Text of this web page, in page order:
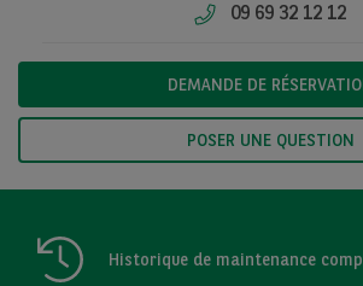
09 69 32 12 12
DEMANDE DE
POSER UNE QUESTION
Historique de maintenance